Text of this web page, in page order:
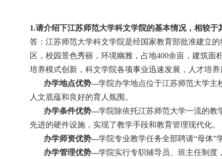
1.请介绍下江苏师范大学科文学院的基本情况，相较于
答：江苏师范大学科文学院是经国家教育部批准建立
区，校园景色秀丽，环境幽雅，占地400余亩，建筑面
培养模式创新，科文学院各项事业迅速发展，人才培
办学地点优势---学院办学地点位于江苏师范大学主
人文底蕴和良好的育人氛围。
办学条件优势---学院除依托江苏师范大学一流的教
先进的硬件设施，实现了教学手段和教育管理现代化。
办学师资优势---学院专业教学任务全部聘请“母体
办学管理优势---学院实行专职辅导员、班主任制度